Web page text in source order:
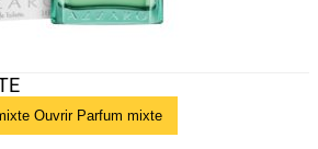
Ouvrir Parfum mixte